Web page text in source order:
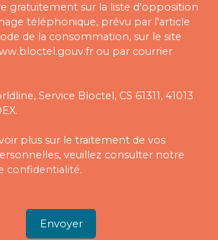
gratuitement sur la liste d'opposition
téléphonique, prévu par l'article
de la consommation, sur le site
ou par courrier
Service Bloctel, CS 61311, 41013
plus sur le traitement de vos
veuillez consulter notre
confidentialité.
Envoyer